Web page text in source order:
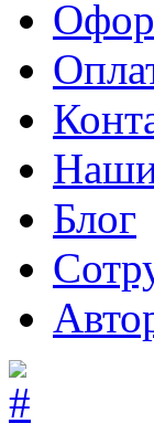
Блог